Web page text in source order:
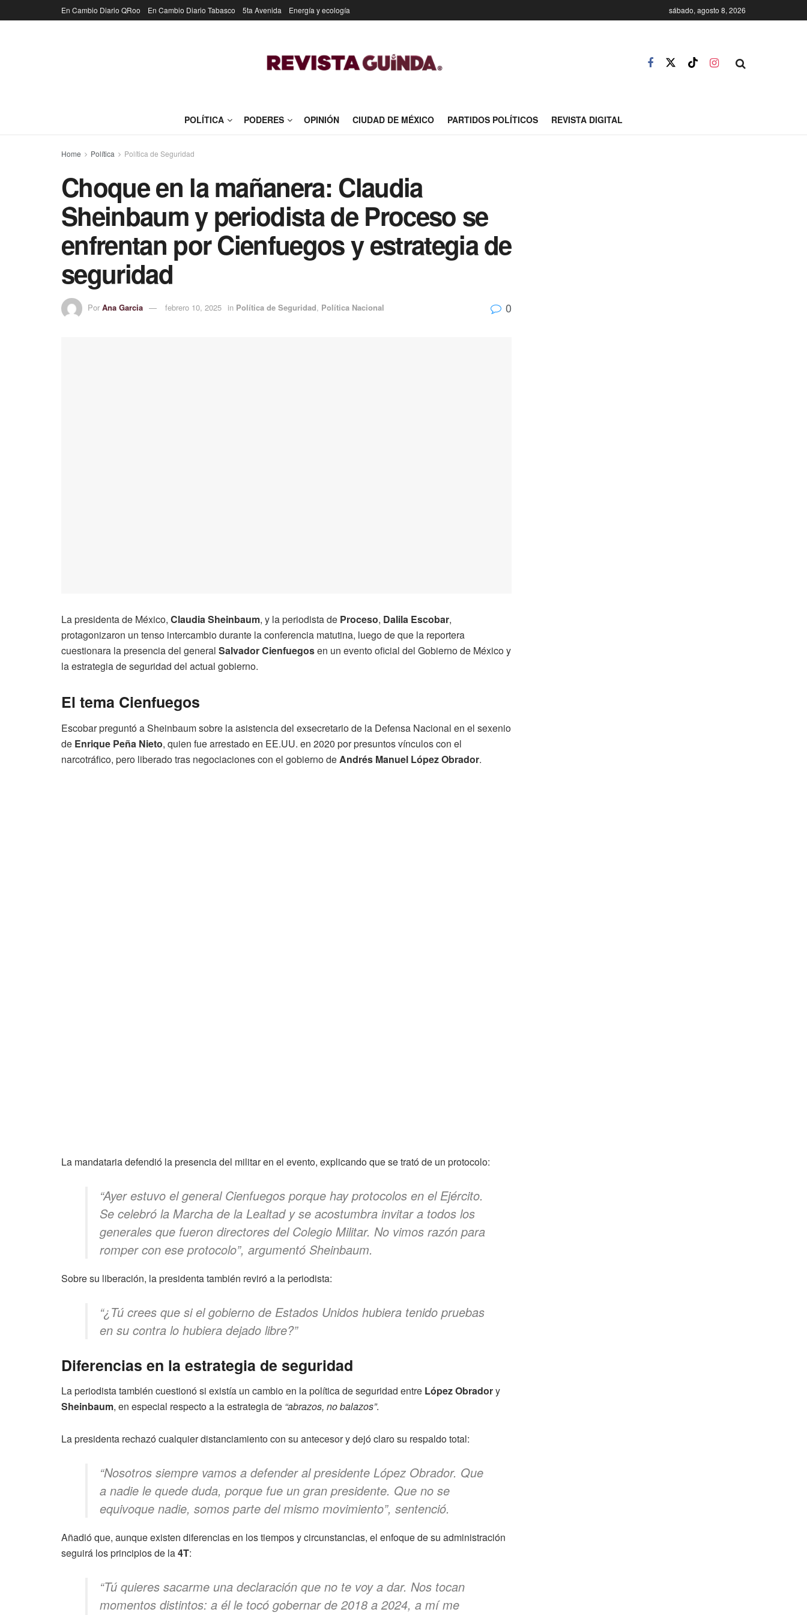
En Cambio Diario QRoo En Cambio Diario Tabasco 5ta Avenida Energía y ecología sábado, agosto 8, 2026
POLÍTICA PODERES OPINIÓN CIUDAD DE MÉXICO PARTIDOS POLÍTICOS REVISTA DIGITAL
Home Política Política de Seguridad
Choque en la mañanera: Claudia
Sheinbaum y periodista de Proceso se
enfrentan por Cienfuegos y estrategia de
seguridad
Por Ana Garcia febrero 10, 2025 in Política de Seguridad, Política Nacional 0
La presidenta de México, Claudia Sheinbaum, y la periodista de Proceso, Dalila Escobar,
protagonizaron un tenso intercambio durante la conferencia matutina, luego de que la reportera
cuestionara la presencia del general Salvador Cienfuegosen un evento oficial del Gobierno de México y
la estrategia de seguridad del actual gobierno.
El tema Cienfuegos
Escobar preguntó a Sheinbaum sobre la asistencia del exsecretario de la Defensa Nacional en el sexenio
de Enrique Peña Nieto, quien fue arrestado en EE.UU. en 2020 por presuntos vínculos con el
narcotráfico, pero liberado tras negociaciones con el gobierno deAndrés Manuel López Obrador.
La mandataria defendió la presencia del militar en el evento, explicando que se trató de un protocolo:
“Ayer estuvo el general Cienfuegos porque hay protocolos en el Ejército.
Se celebró la Marcha de la Lealtad y se acostumbra invitar a todos los
generales que fueron directores del Colegio Militar. No vimos razón para
romper con ese protocolo”, argumentó Sheinbaum.
Sobre su liberación, la presidenta también reviró a la periodista:
“¿Tú crees que si el gobierno de Estados Unidos hubiera tenido pruebas
en su contra lo hubiera dejado libre?”
Diferencias en la estrategia de seguridad
La periodista también cuestionó si existía un cambio en la política de seguridad entre López Obradory
Sheinbaum, en especial respecto a la estrategia de “abrazos, no balazos”.
La presidenta rechazó cualquier distanciamiento con su antecesor y dejó claro su respaldo total:
“Nosotros siempre vamos a defender al presidente López Obrador. Que
a nadie le quede duda, porque fue un gran presidente. Que no se
equivoque nadie, somos parte del mismo movimiento”, sentenció.
Añadió que, aunque existen diferencias en los tiempos y circunstancias, el enfoque de su administración
seguirá los principios de la4T:
“Tú quieres sacarme una declaración que no te voy a dar. Nos tocan
momentos distintos: a él le tocó gobernar de 2018 a 2024, a mí me